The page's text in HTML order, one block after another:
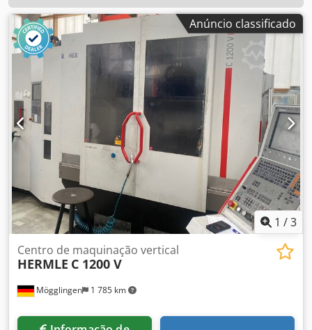
Anúncio classificado
1 /3
Mögglingen 1 785 km
Centro de maquinação vertical
HERMLE C 1200 V